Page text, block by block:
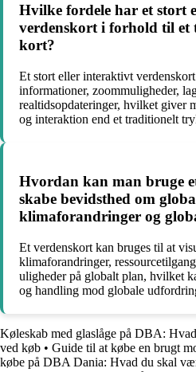
Hvilke fordele har et stort
verdenskort i forhold til
kort?
Et stort eller interaktivt
informationer, zoommuligheder,
realtidsopdateringer, hvilket giver
og interaktion end et traditionelt
Hvordan kan man bruge
skabe bevidsthed om
klimaforandringer og
Et verdenskort kan bruges til at
klimaforandringer,
uligheder på globalt plan, hvilket
og handling mod globale
Køleskab med glaslåge på DBA:
ved køb • Guide til at købe en brugt
købe på DBA Dania: Hvad du skal